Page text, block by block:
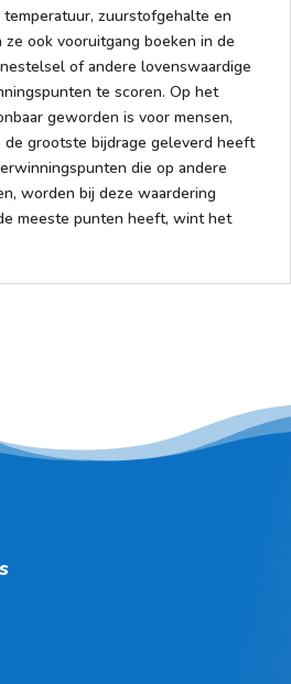
zuurstofgehalte en
ook vooruitgang boeken in de
of andere lovenswaardige
te scoren. Op het
geworden is voor mensen,
grootste bijdrage geleverd heeft
die op andere
worden bij deze waardering
meeste punten heeft, wint het